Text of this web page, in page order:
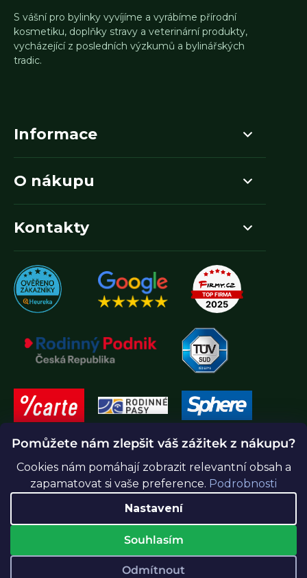
Pomůžete nám zlepšit váš zážitek z nákupu?
Cookies nám pomáhají zobrazit relevantní obsah a
zapamatovat si vaše preference. Podrobnosti
Nastavení
Odmítnout
Souhlasím
S vášní pro bylinky vyvíjíme a vyrábíme přírodní
kosmetiku, doplňky stravy a veterinární produkty,
vycházející z posledních výzkumů a bylinářských
tradic.
Informace
O nákupu
Kontakty
Vytvořil Shoptet Premium
Greenidea.cz. Všechna práva vyhrazena.